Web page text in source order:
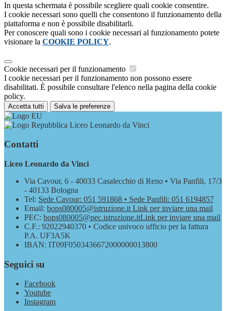
In questa schermata è possibile scegliere quali cookie consentire.
I cookie necessari sono quelli che consentono il funzionamento della
piattaforma e non è possibile disabilitarli.
Per conoscere quali sono i cookie necessari al funzionamento potete
visionare la COOKIE POLICY.
Cookie necessari per il funzionamento
I cookie necessari per il funzionamento non possono essere
disabilitati. È possibile consultare l'elenco nella pagina della cookie
policy.
Accetta tutti Salva le preferenze
Liceo Leonardo da Vinci
Contatti
Liceo Leonardo da Vinci
Via Cavour, 6 - 40033 Casalecchio di Reno • Via Panfili, 17/3
- 40133 Bologna
Tel: Sede Cavour: 051 591868 • Sede Panfili: 051 6194857
Email: bops080005@istruzione.it Link per inviare una mail
PEC: bops080005@pec.istruzione.itLink per inviare una mail
C.F.: 92022940370 • Codice univoco ufficio per la fattura
P.A. UF3A5K
IBAN: IT09F0503436672000000013800
Seguici su
Facebook
Youtube
Instagram